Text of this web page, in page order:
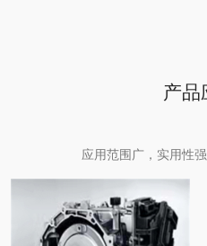
产品
应用范围广，实用性